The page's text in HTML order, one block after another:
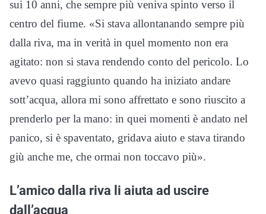
sui 10 anni, che sempre più veniva spinto verso il
centro del fiume. «Si stava allontanando sempre più
dalla riva, ma in verità in quel momento non era
agitato: non si stava rendendo conto del pericolo. Lo
avevo quasi raggiunto quando ha iniziato andare
sott’acqua, allora mi sono affrettato e sono riuscito a
prenderlo per la mano: in quei momenti è andato nel
panico, si è spaventato, gridava aiuto e stava tirando
giù anche me, che ormai non toccavo più».
L’amico dalla riva li aiuta ad uscire
dall’acqua